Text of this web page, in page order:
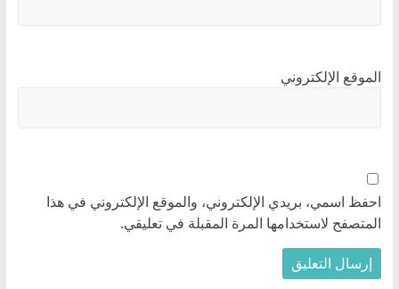
الموقع الإلكتروني
احفظ اسمي، بريدي الإلكتروني، والموقع الإلكتروني في هذا
المتصفح لاستخدامها المرة المقبلة في تعليقي.